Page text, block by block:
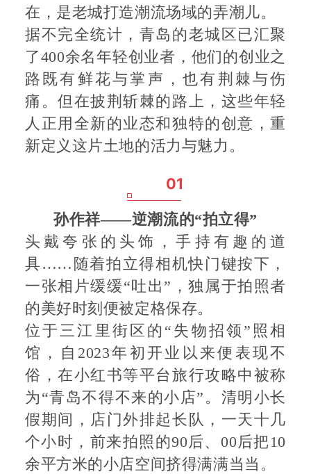
在，是老城打造潮流场域的弄潮儿。
据不完全统计，青岛的老城区已汇聚
了400余名年轻创业者，他们的创业之
路既有鲜花与掌声，也有荆棘与伤
痛。但在披荆斩棘的路上，这些年轻
人正用全新的业态和独特的创意，重
新定义这片土地的活力与魅力。
01
孙作祥——逆潮流的“拍立得”
头戴夸张的头饰，手持有趣的道
具……随着拍立得相机快门键按下，
一张相片缓缓“吐出”，独属于拍照者
的美好时刻便被定格保存。
位于三江里街区的“失物招领”照相
馆，自2023年初开业以来便表现不
俗，在小红书等平台旅行攻略中被称
为“青岛不得不来的小店”。清明小长
假期间，店门外排起长队，一天十几
个小时，前来拍照的90后、00后把10
余平方米的小店空间挤得满满当当。